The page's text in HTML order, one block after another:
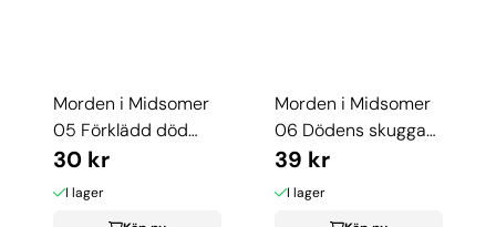
Morden i Midsomer
05 Förklädd död
(dvd) beg
30 kr
I lager
Morden i Midsomer
06 Dödens skugga
(dvd)
39 kr
I lager